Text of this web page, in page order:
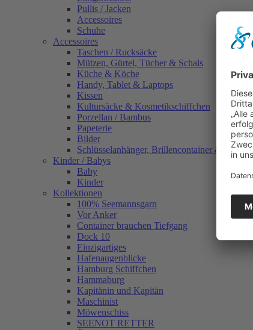
Pullis / Jacken
Accessoires
Schuhe
Accessoires
Taschen / Rucksäcke
Mützen, Gürtel, Tücher & Schals
Küche & Köche
Handy, Tablet & Laptops
Kissen
Kultursäcke & Kosmetikschiffchen
Porzellan / Bambus
Papeterie
Bilder
Schlüsselanhänger, Brillencontainer & mehr
Kinder / Babys
Baby
Kinder
Kollektionen
100% Seemannsgarn
Vor Anker
Container brauchen Tiefgang
Dock 10
Einzigartiges
Hafenaugen­blicke
Hamburg Schiffchen
Hammaburg
Kapitänin und Kapitän
Maschinist
Möwenschiss
SEENOT RETTER